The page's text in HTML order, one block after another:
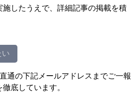
したうえで、詳細記事の掲載を積
い
通の下記メールアドレスまでご一報
底しています。